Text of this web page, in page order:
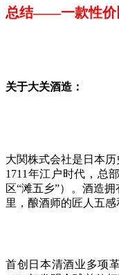
总结——一款性价
关于大关酒造：
大関株式会社是日本
1711年江户时代，总
区“滩五乡”）。酒造
里，酿酒师的匠人五感
首创日本清酒业多项